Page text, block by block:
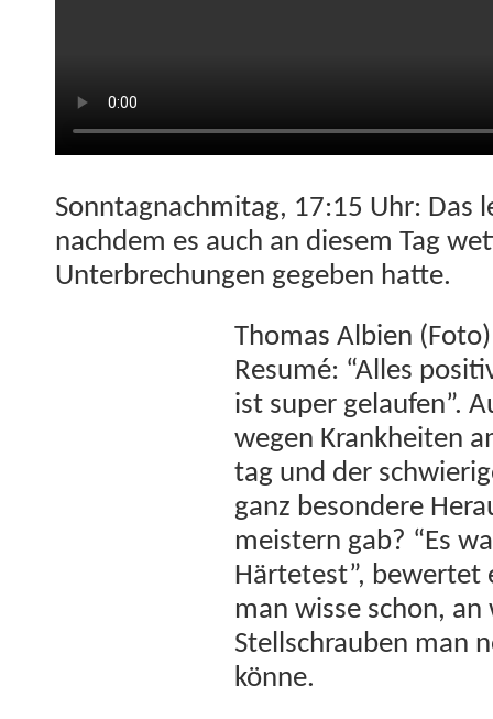
Son­nta­gnach­mitag, 17:15 Uhr: Das
nach­dem es auch an diesem Tag
Unter­brechun­gen gegeben hatte.
Thomas Albi­en
Resumé: “Alles
ist super gelaufen”.
wegen Krankheit­en
tag und der
ganz beson­dere
meis­tern gab? “Es
Härtetest”, bew­ertet
man wisse schon,
Stellschrauben man
könne.